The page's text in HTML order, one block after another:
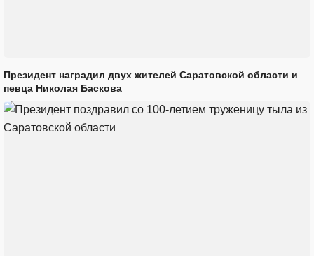
Президент наградил двух жителей Саратовской области и
певца Николая Баскова